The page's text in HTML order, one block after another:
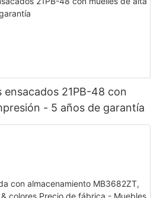
ensacados 21PB-48 con
- 5 años de garantía